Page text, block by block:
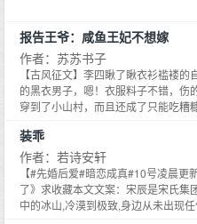
报告王爷：咸鱼王妃不想嫁
作者：苏苏书子
【古风征文】李四瞅了瞅衣衫褴褛
的黑衣男子，嗯！衣服料子不错，
穿到了小山村，而且还成了只能吃
怎么感觉家里人都不简单!!老娘的绣
有拳法？这年头，穷人都这么有身手
被赶出家门？!别搞我啊!我现在只
人，快修炼吧!将来你就是修仙大佬!
最后的最后村民皆知:老李家的李四丫
装乖
作者：若诗安轩
【#先婚后爱#暗恋成真#10号凌晨
了》求收藏本文文案：宋辰是宋氏集
中的冰山,冷漠到极致,身边从未出现